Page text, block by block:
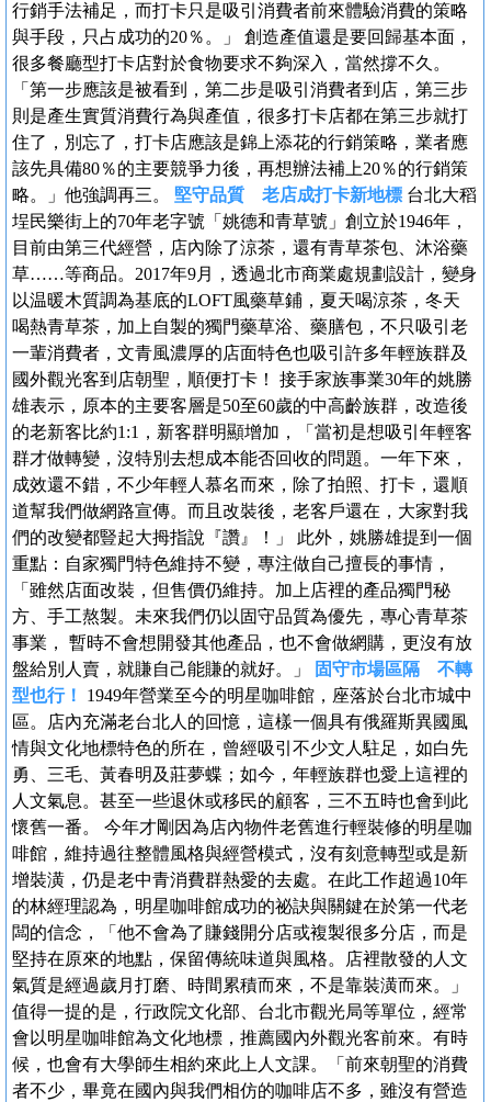
行銷手法補足，而打卡只是吸引消費者前來體驗消費的策略
與手段，只占成功的20％。」 創造產值還是要回歸基本面，
很多餐廳型打卡店對於食物要求不夠深入，當然撐不久。
「第一步應該是被看到，第二步是吸引消費者到店，第三步
則是產生實質消費行為與產值，很多打卡店都在第三步就打
住了，別忘了，打卡店應該是錦上添花的行銷策略，業者應
該先具備80％的主要競爭力後，再想辦法補上20％的行銷策
略。」他強調再三。 堅守品質 老店成打卡新地標 台北大稻
埕民樂街上的70年老字號「姚德和青草號」創立於1946年，
目前由第三代經營，店內除了涼茶，還有青草茶包、沐浴藥
草……等商品。2017年9月，透過北市商業處規劃設計，變身
以温暖木質調為基底的LOFT風藥草鋪，夏天喝涼茶，冬天
喝熱青草茶，加上自製的獨門藥草浴、藥膳包，不只吸引老
一輩消費者，文青風濃厚的店面特色也吸引許多年輕族群及
國外觀光客到店朝聖，順便打卡！ 接手家族事業30年的姚勝
雄表示，原本的主要客層是50至60歲的中高齡族群，改造後
的老新客比約1:1，新客群明顯增加，「當初是想吸引年輕客
群才做轉變，沒特別去想成本能否回收的問題。一年下來，
成效還不錯，不少年輕人慕名而來，除了拍照、打卡，還順
道幫我們做網路宣傳。而且改裝後，老客戶還在，大家對我
們的改變都豎起大拇指說『讚』！」 此外，姚勝雄提到一個
重點：自家獨門特色維持不變，專注做自己擅長的事情，
「雖然店面改裝，但售價仍維持。加上店裡的產品獨門秘
方、手工熬製。未來我們仍以固守品質為優先，專心青草茶
事業， 暫時不會想開發其他產品，也不會做網購，更沒有放
盤給別人賣，就賺自己能賺的就好。」
固守市場區隔 不轉
型也行！
1949年營業至今的明星咖啡館，座落於台北市城中
區。店內充滿老台北人的回憶，這樣一個具有俄羅斯異國風
情與文化地標特色的所在，曾經吸引不少文人駐足，如白先
勇、三毛、黃春明及莊夢蝶；如今，年輕族群也愛上這裡的
人文氣息。甚至一些退休或移民的顧客，三不五時也會到此
懷舊一番。 今年才剛因為店內物件老舊進行輕裝修的明星咖
啡館，維持過往整體風格與經營模式，沒有刻意轉型或是新
增裝潢，仍是老中青消費群熱愛的去處。在此工作超過10年
的林經理認為，明星咖啡館成功的祕訣與關鍵在於第一代老
闆的信念，「他不會為了賺錢開分店或複製很多分店，而是
堅持在原來的地點，保留傳統味道與風格。店裡散發的人文
氣質是經過歲月打磨、時間累積而來，不是靠裝潢而來。」
值得一提的是，行政院文化部、台北市觀光局等單位，經常
會以明星咖啡館為文化地標，推薦國內外觀光客前來。有時
候，也會有大學師生相約來此上人文課。「前來朝聖的消費
者不少，畢竟在國內與我們相仿的咖啡店不多，雖沒有營造